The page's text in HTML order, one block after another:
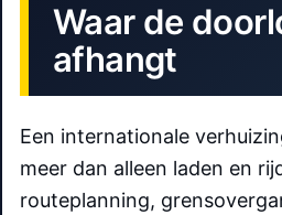
Waar de
afhangt
Een internationale
meer dan alleen laden en
routeplanning,